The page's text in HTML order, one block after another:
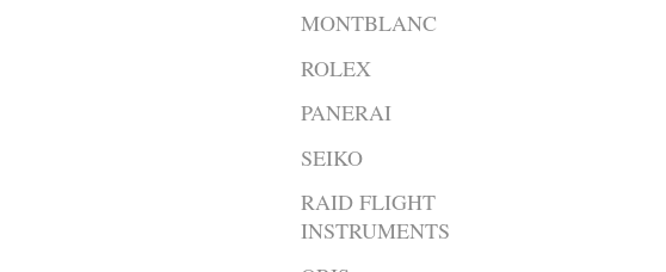
MONTBLANC
ROLEX
PANERAI
SEIKO
RAID FLIGHT
INSTRUMENTS